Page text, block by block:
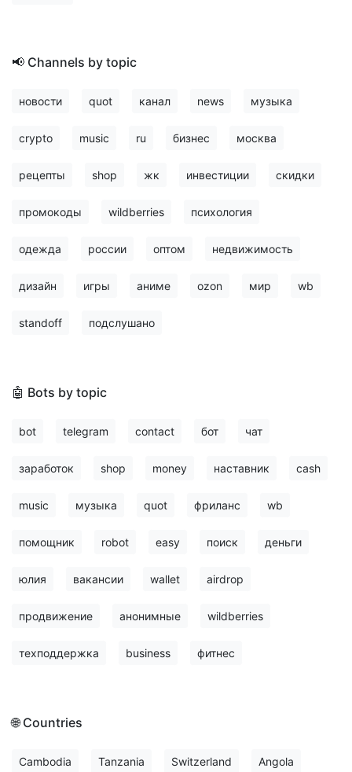
📢 Channels by topic
новости quot канал news музыка
crypto music ru бизнес москва
рецепты shop жк инвестиции скидки
промокоды wildberries психология
одежда россии оптом недвижимость
дизайн игры аниме ozon мир wb
standoff подслушано
🤖 Bots by topic
bot telegram contact бот чат
заработок shop money наставник cash
music музыка quot фриланс wb
помощник robot easy поиск деньги
юлия вакансии wallet airdrop
продвижение анонимные wildberries
техподдержка business фитнес
🌐 Countries
Cambodia Tanzania Switzerland Angola